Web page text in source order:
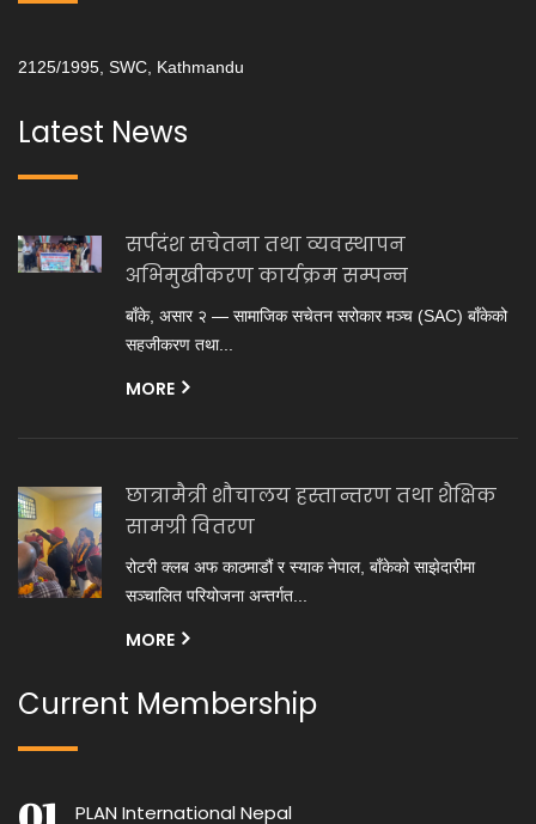
2125/1995, SWC, Kathmandu
Latest News
सर्पदंश सचेतना तथा व्यवस्थापन
अभिमुखीकरण कार्यक्रम सम्पन्न
बाँके, असार २ — सामाजिक सचेतन सरोकार मञ्च (SAC) बाँकेको
सहजीकरण तथा...
MORE
छात्रामैत्री शौचालय हस्तान्तरण तथा शैक्षिक
सामग्री वितरण
रोटरी क्लब अफ काठमाडौं र स्याक नेपाल, बाँकेको साझेदारीमा
सञ्चालित परियोजना अन्तर्गत...
MORE
Current Membership
PLAN International Nepal